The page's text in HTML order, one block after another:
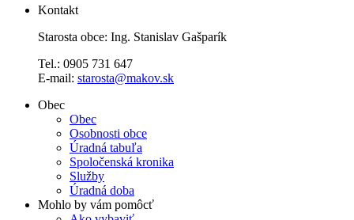
Kontakt
Starosta obce: Ing. Stanislav Gašparík
Tel.: 0905 731 647
E-mail: starosta@makov.sk
Obec
Obec
Osobnosti obce
Úradná tabuľa
Spoločenská kronika
Služby
Úradná doba
Mohlo by vám pomôcť